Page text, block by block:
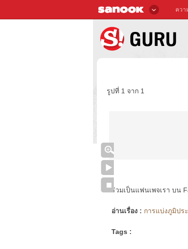
ควา
รูปที่ 1 จาก 1
ร่วมเป็นแฟนเพจเรา บน
อ่านเรื่อง : การแบ่งภูมิปร
Tags :